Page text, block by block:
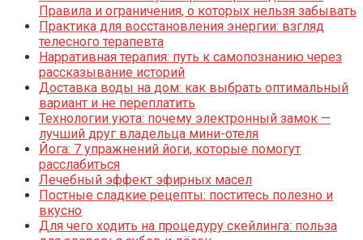
Правила и ограничения, о которых нельзя забывать
Практика для восстановления энергии: взгляд
телесного терапевта
Нарративная терапия: путь к самопознанию через
рассказывание историй
Доставка воды на дом: как выбрать оптимальный
вариант и не переплатить
Технологии уюта: почему электронный замок —
лучший друг владельца мини-отеля
Йога: 7 упражнений йоги, которые помогут
расслабиться
Лечебный эффект эфирных масел
Постные сладкие рецепты: поститесь полезно и
вкусно
Для чего ходить на процедуру скейлинга: польза